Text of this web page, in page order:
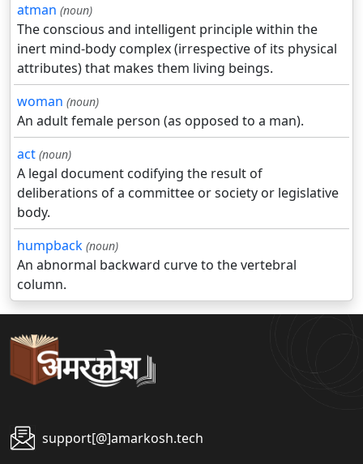
atman (noun)
The conscious and intelligent principle within the
inert mind-body complex (irrespective of its physical
attributes) that makes them living beings.
woman (noun)
An adult female person (as opposed to a man).
act (noun)
A legal document codifying the result of
deliberations of a committee or society or legislative
body.
humpback (noun)
An abnormal backward curve to the vertebral
column.
support[@]amarkosh.tech